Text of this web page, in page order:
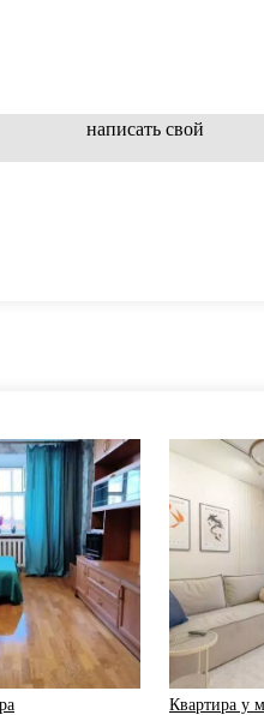
написать свой
Квартира у